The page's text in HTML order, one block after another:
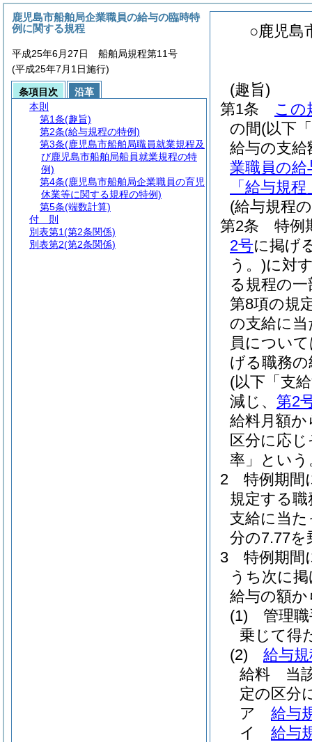
○鹿児島
(趣旨)
第1条
この
の間(以下
給与の支
業職員の
「給与規
(給与規程
第2条
特例
2号に掲げ
う。)に対
る規程の
第8項の規
の支給に
員につい
げる職務
(以下「支
減じ、 第2
給料月額
区分に応
率」という
2
特例期間
規定する
支給に当
分の7.77を
3
特例期間
うち次に
給与の額か
(1)
管理
乗じて得
(2)
給与
給料 当
定の区分
ア
給与
イ
給与
鹿児島市船舶局企業職員の給与の臨時特
例に関する規程
平成25年6月27日 船舶局規程第11号
(平成25年7月1日施行)
条項目次
沿革
本則
第1条(趣旨)
第2条(給与規程の特例)
第3条(鹿児島市船舶局職員就業規程及
び鹿児島市船舶局船員就業規程の特
例)
第4条(鹿児島市船舶局企業職員の育児
休業等に関する規程の特例)
第5条(端数計算)
付 則
別表第1(第2条関係)
別表第2(第2条関係)